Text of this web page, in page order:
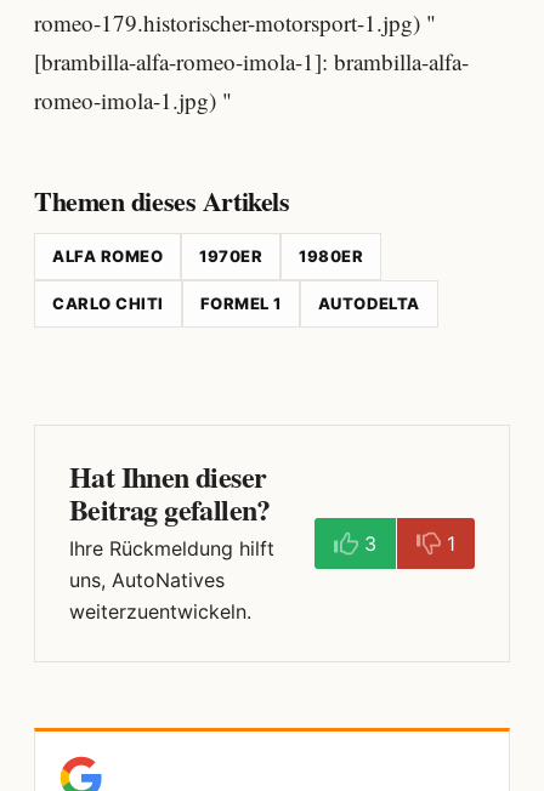
romeo-179.historischer-motorsport-1.jpg) "
[brambilla-alfa-romeo-imola-1]: brambilla-alfa-
romeo-imola-1.jpg) "
Themen dieses Artikels
ALFA ROMEO 1970ER 1980ER
CARLO CHITI FORMEL 1 AUTODELTA
Hat Ihnen dieser
Beitrag gefallen?
Ihre Rückmeldung hilft
uns, AutoNatives
weiterzuentwickeln.
3 1